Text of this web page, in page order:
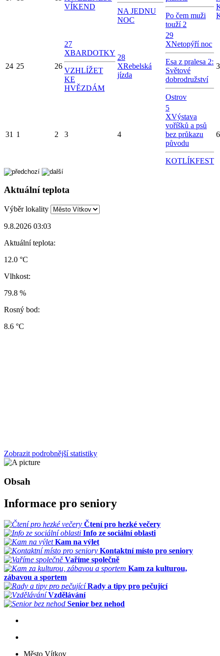
VÍKEND
NA JEDNU
NOC
Po čem muži
touží 2
24 25 26
27
XBARDOTKY
VZHLÍŽET
KE
HVĚZDÁM
28
XRebelská
jízda
29
XNetopýří noc
Esa z pralesa 2:
Světové
dobrodružství
Ostrov
31 1 2 3 4
5
XVýstava
voříšků a psů
bez průkazu
původu
KOTLÍKFEST
6
Aktuální teplota
Výběr lokality
9.8.2026 03:03
Aktuální teplota:
12.0 °C
Vlhkost:
79.8 %
Rosný bod:
8.6 °C
Zobrazit podrobnější statistiky
Obsah
Informace pro seniory
Čtení pro hezké večery
Info ze sociální oblasti
Kam na výlet
Kontaktní místo pro seniory
Vaříme společně
Kam za kulturou,
zábavou a sportem
Rady a tipy pro pečující
Vzdělávání
Senior bez nehod
Město Vítkov